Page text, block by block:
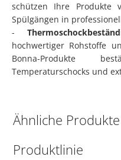
schützen Ihre Produkte
Spülgängen in
-
hochwertiger Rohstoffe
Bonna-Produkte
Temperaturschocks und
Ähnliche
Produktlinie